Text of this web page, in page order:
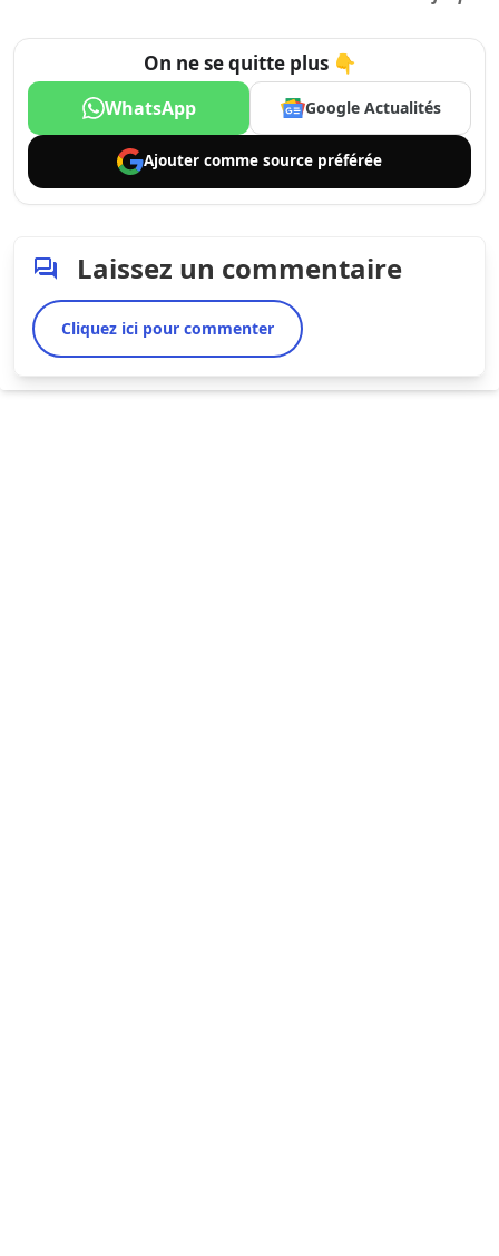
On ne se quitte plus 👇
WhatsApp Google Actualités
Ajouter comme source préférée
Laissez un commentaire
Cliquez ici pour commenter